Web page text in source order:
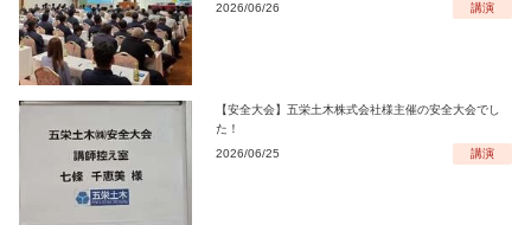
2026/06/26
講演
【安全大会】五栄土木株式会社様主催の安全大会でし
た！
2026/06/25
講演